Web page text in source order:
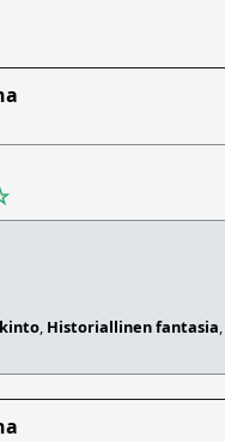
, Historiallinen fantasia,